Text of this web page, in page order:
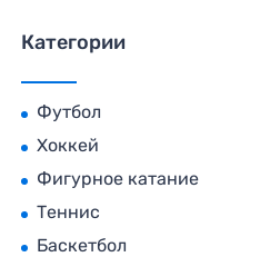
Категории
Футбол
Хоккей
Фигурное катание
Теннис
Баскетбол